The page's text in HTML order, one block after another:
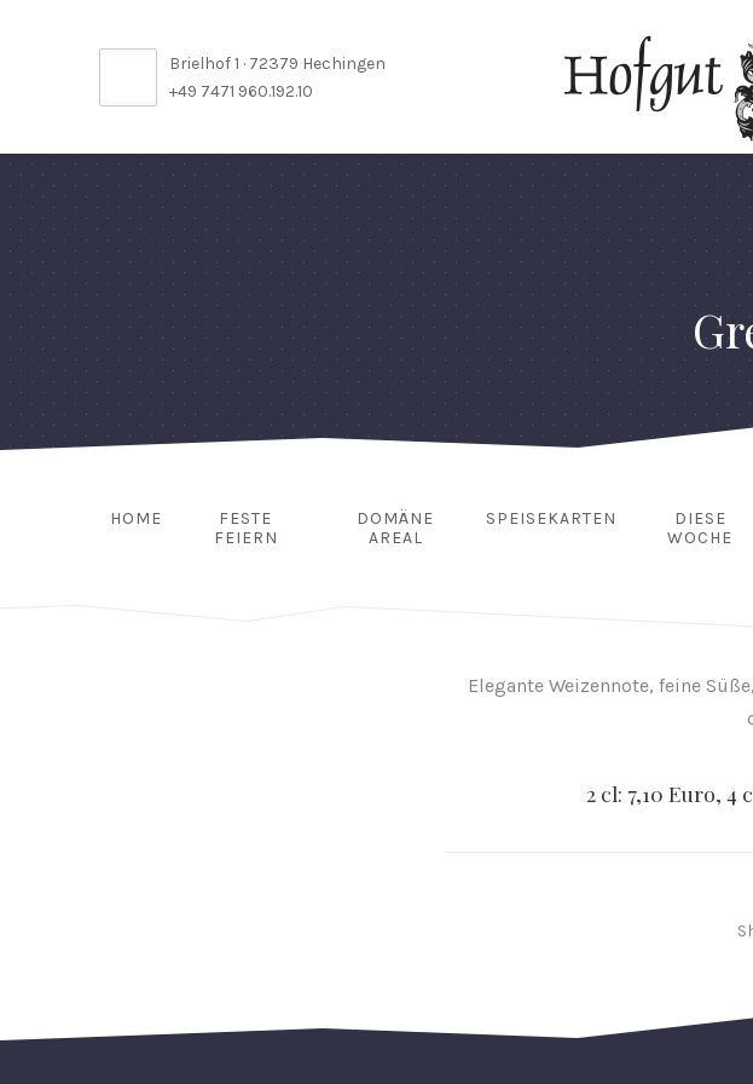
Brielhof 1 · 72379 Hechingen
+49 7471 960.192.10
HOME
FESTE
FEIERN
DOMÄNE
AREAL
SPEISEKARTEN
DIESE
WOCHE
Elegante Weizennote, feine
2 cl: 7,10 Euro, 4